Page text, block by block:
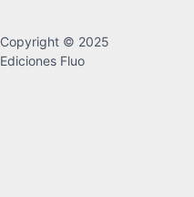
Copyright © 2025
Ediciones Fluo